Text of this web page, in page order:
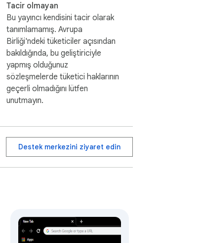
Tacir olmayan
Bu yayıncı kendisini tacir olarak
tanımlamamış. Avrupa
Birliği'ndeki tüketiciler açısından
bakıldığında, bu geliştiriciyle
yapmış olduğunuz
sözleşmelerde tüketici haklarının
geçerli olmadığını lütfen
unutmayın.
Destek merkezini ziyaret edin